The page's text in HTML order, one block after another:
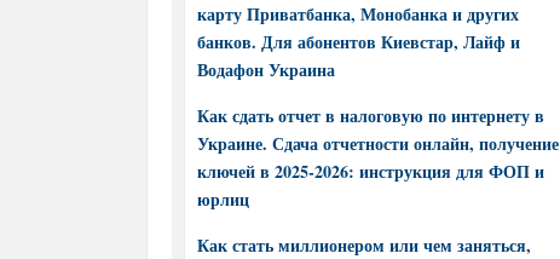
карту Приватбанка, Монобанка и других
банков. Для абонентов Киевстар, Лайф и
Водафон Украина
Как сдать отчет в налоговую по интернету в
Украине. Сдача отчетности онлайн, получение
ключей в 2025-2026: инструкция для ФОП и
юрлиц
Как стать миллионером или чем заняться,